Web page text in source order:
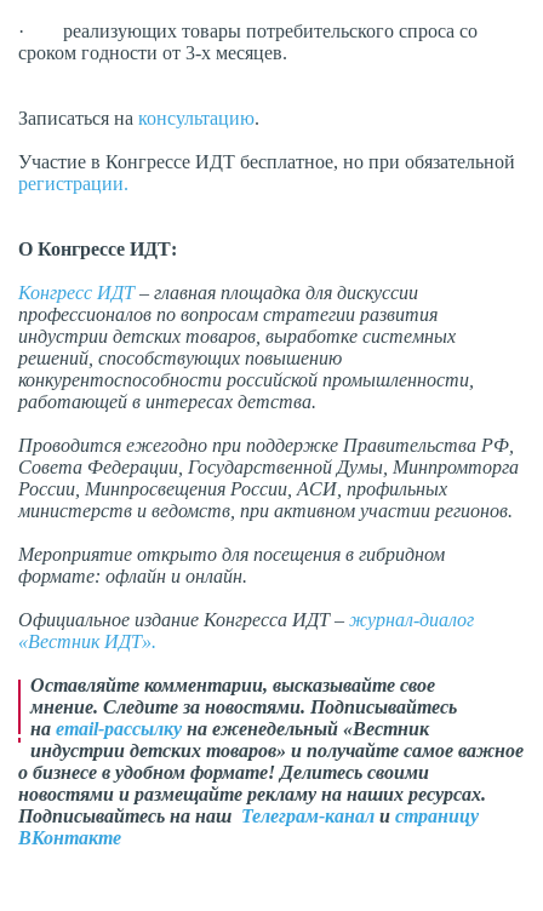
· реализующих товары потребительского спроса со
сроком годности от 3-х месяцев.
Записаться на консультацию.
Участие в Конгрессе ИДТ бесплатное, но при обязательной
регистрации.
О Конгрессе ИДТ:
Конгресс ИДТ– главная площадка для дискуссии
профессионалов по вопросам стратегии развития
индустрии детских товаров, выработке системных
решений, способствующих повышению
конкурентоспособности российской промышленности,
работающей в интересах детства.
Проводится ежегодно при поддержке Правительства РФ,
Совета Федерации, Государственной Думы, Минпромторга
России, Минпросвещения России, АСИ, профильных
министерств и ведомств, при активном участии регионов.
Мероприятие открыто для посещения в гибридном
формате: офлайн и онлайн.
Официальное издание Конгресса ИДТ – журнал-диалог
«Вестник ИДТ».
Оставляйте комментарии, высказывайте свое
мнение. Следите за новостями. Подписывайтесь
на email-рассылку на еженедельный «Вестник
индустрии детских товаров» и получайте самое важное
о бизнесе в удобном формате! Делитесь своими
новостями и размещайте рекламу на наших ресурсах.
Подписывайтесь на наш Телеграм-канал и страницу
ВКонтакте